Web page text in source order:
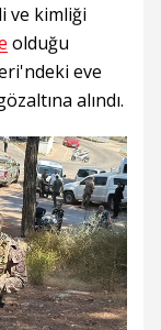
ve kimliği
olduğu
eve
alındı.